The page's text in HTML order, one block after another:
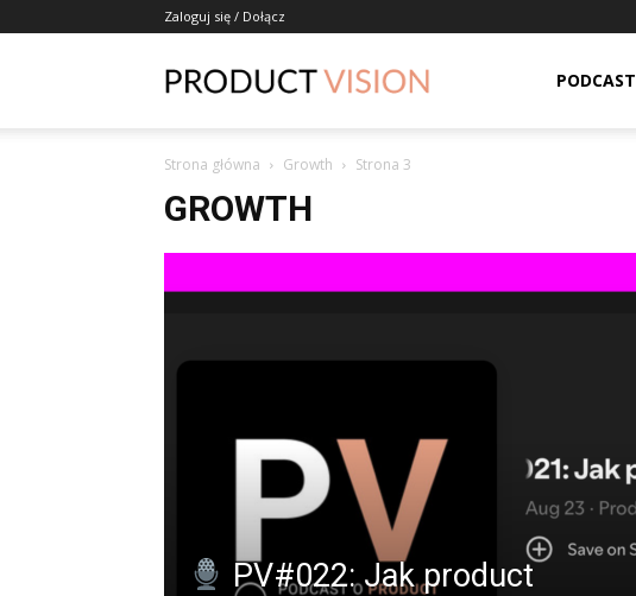
Zaloguj się / Dołącz
PODCAST
Strona główna Growth Strona 3
GROWTH
PV#022: Jak product